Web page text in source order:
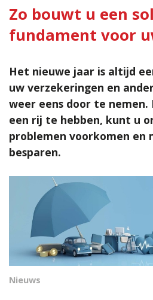
Zo bouwt u een
fundament voor
Het nieuwe jaar is altijd
uw verzekeringen en
weer eens door te nemen.
een rij te hebben, kunt u
problemen voorkomen en
besparen.
Nieuws